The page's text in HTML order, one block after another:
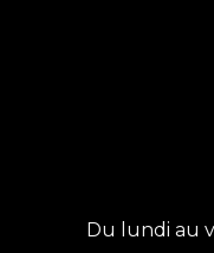
Du lundi au